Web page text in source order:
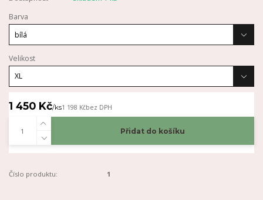
Barva
Velikost
1 450 Kč/ks1 198 Kčbez DPH
Přidat do košíku
Číslo produktu: 1